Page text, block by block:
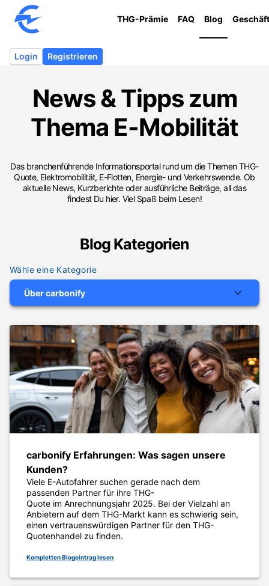
THG-Prämie FAQ Blog
Login Registrieren
News & Tipps zum
Thema E-Mobilität
Das branchenführende Informationsportal rund um die Themen THG-
Quote, Elektromobilität, E-Flotten, Energie- und Verkehrswende. Ob
aktuelle News, Kurzberichte oder ausführliche Beiträge, all das
findest Du hier. Viel Spaß beim Lesen!
Blog Kategorien
Wähle eine Kategorie
Über carbonify
carbonify Erfahrungen: Was sagen unsere
Kunden?
Viele E-Autofahrer suchen gerade nach dem
passenden Partner für ihre THG-
Quote im Anrechnungsjahr 2025. Bei der Vielzahl an
Anbietern auf dem THG-Markt kann es schwierig sein,
einen vertrauenswürdigen Partner für den THG-
Quotenhandel zu finden.
Kompletten Blogeintrag lesen